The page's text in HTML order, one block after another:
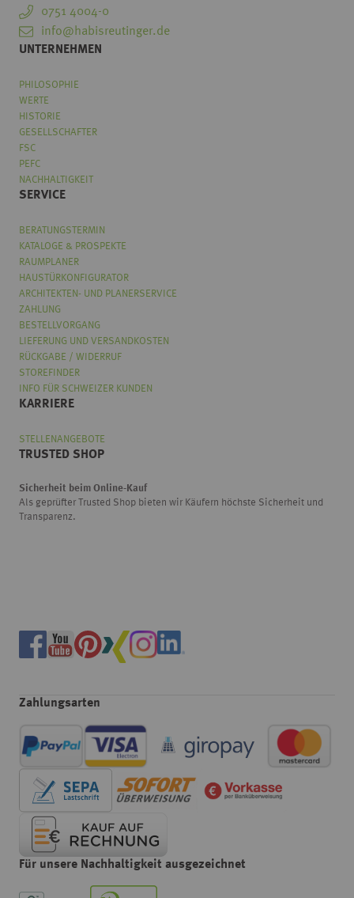
0751 4004-0
info@habisreutinger.de
UNTERNEHMEN
PHILOSOPHIE
WERTE
HISTORIE
GESELLSCHAFTER
FSC
PEFC
NACHHALTIGKEIT
SERVICE
BERATUNGSTERMIN
KATALOGE & PROSPEKTE
RAUMPLANER
HAUSTÜRKONFIGURATOR
ARCHITEKTEN- UND PLANERSERVICE
ZAHLUNG
BESTELLVORGANG
LIEFERUNG UND VERSANDKOSTEN
RÜCKGABE / WIDERRUF
STOREFINDER
INFO FÜR SCHWEIZER KUNDEN
KARRIERE
STELLENANGEBOTE
TRUSTED SHOP
Sicherheit beim Online-Kauf
Als geprüfter Trusted Shop bieten wir Käufern höchste Sicherheit und
Transparenz.
Zahlungsarten
Für unsere Nachhaltigkeit ausgezeichnet